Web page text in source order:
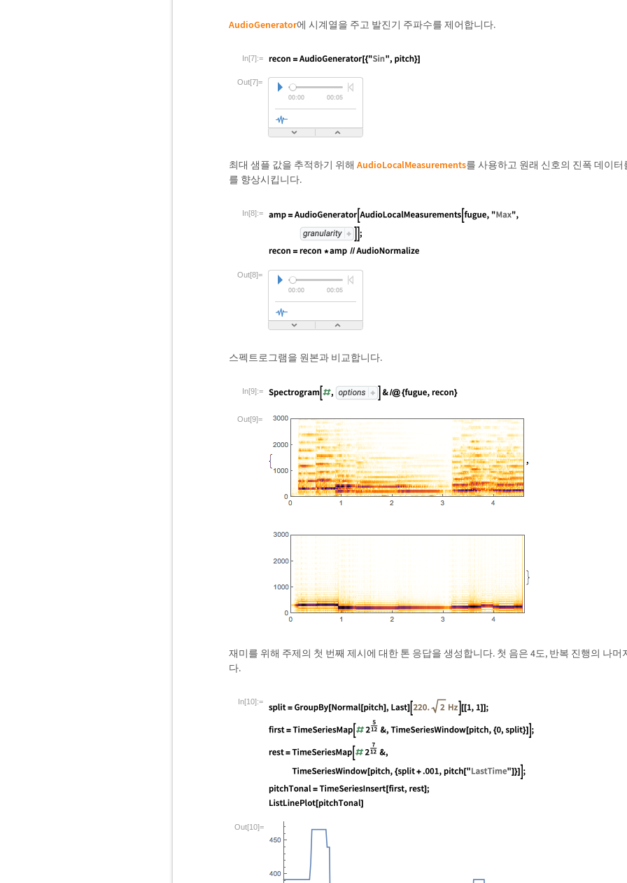
AudioGenerator에 시계열을 주고 발진기 주파수를 제어합니다.
In[7]:=
Out[7]=
최대 샘플 값을 추적하기 위해 AudioLocalMeasurements를 사용하고 원래 신호의 진폭 데이터
를 향상시킵니다.
In[8]:=
Out[8]=
스펙트로그램을 원본과 비교합니다.
In[9]:=
Out[9]=
재미를 위해 주제의 첫 번째 제시에 대한 톤 응답을 생성합니다. 첫 음은 4도, 반복 진행의 나머
다.
In[10]:=
Out[10]=